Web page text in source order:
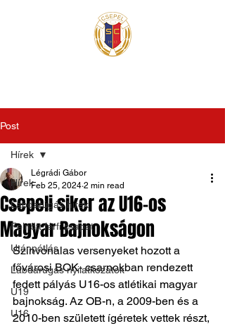
Post
Hírek
Labdarúgás hírek
Felnőtt férfi csapat
Utánpótlás
Labdarúgás nyilatkozatok
U19
U16
Hírek
Csepeli siker az U16-os
Magyar Bajnokságon
Légrádi Gábor
Feb 25, 2024 2 min read
Színvonalas versenyeket hozott a
fővárosi BOK- csarnokban rendezett
fedett pályás U16-os atlétikai magyar
bajnokság. Az OB-n, a 2009-ben és a
2010-ben született ígéretek vettek részt,